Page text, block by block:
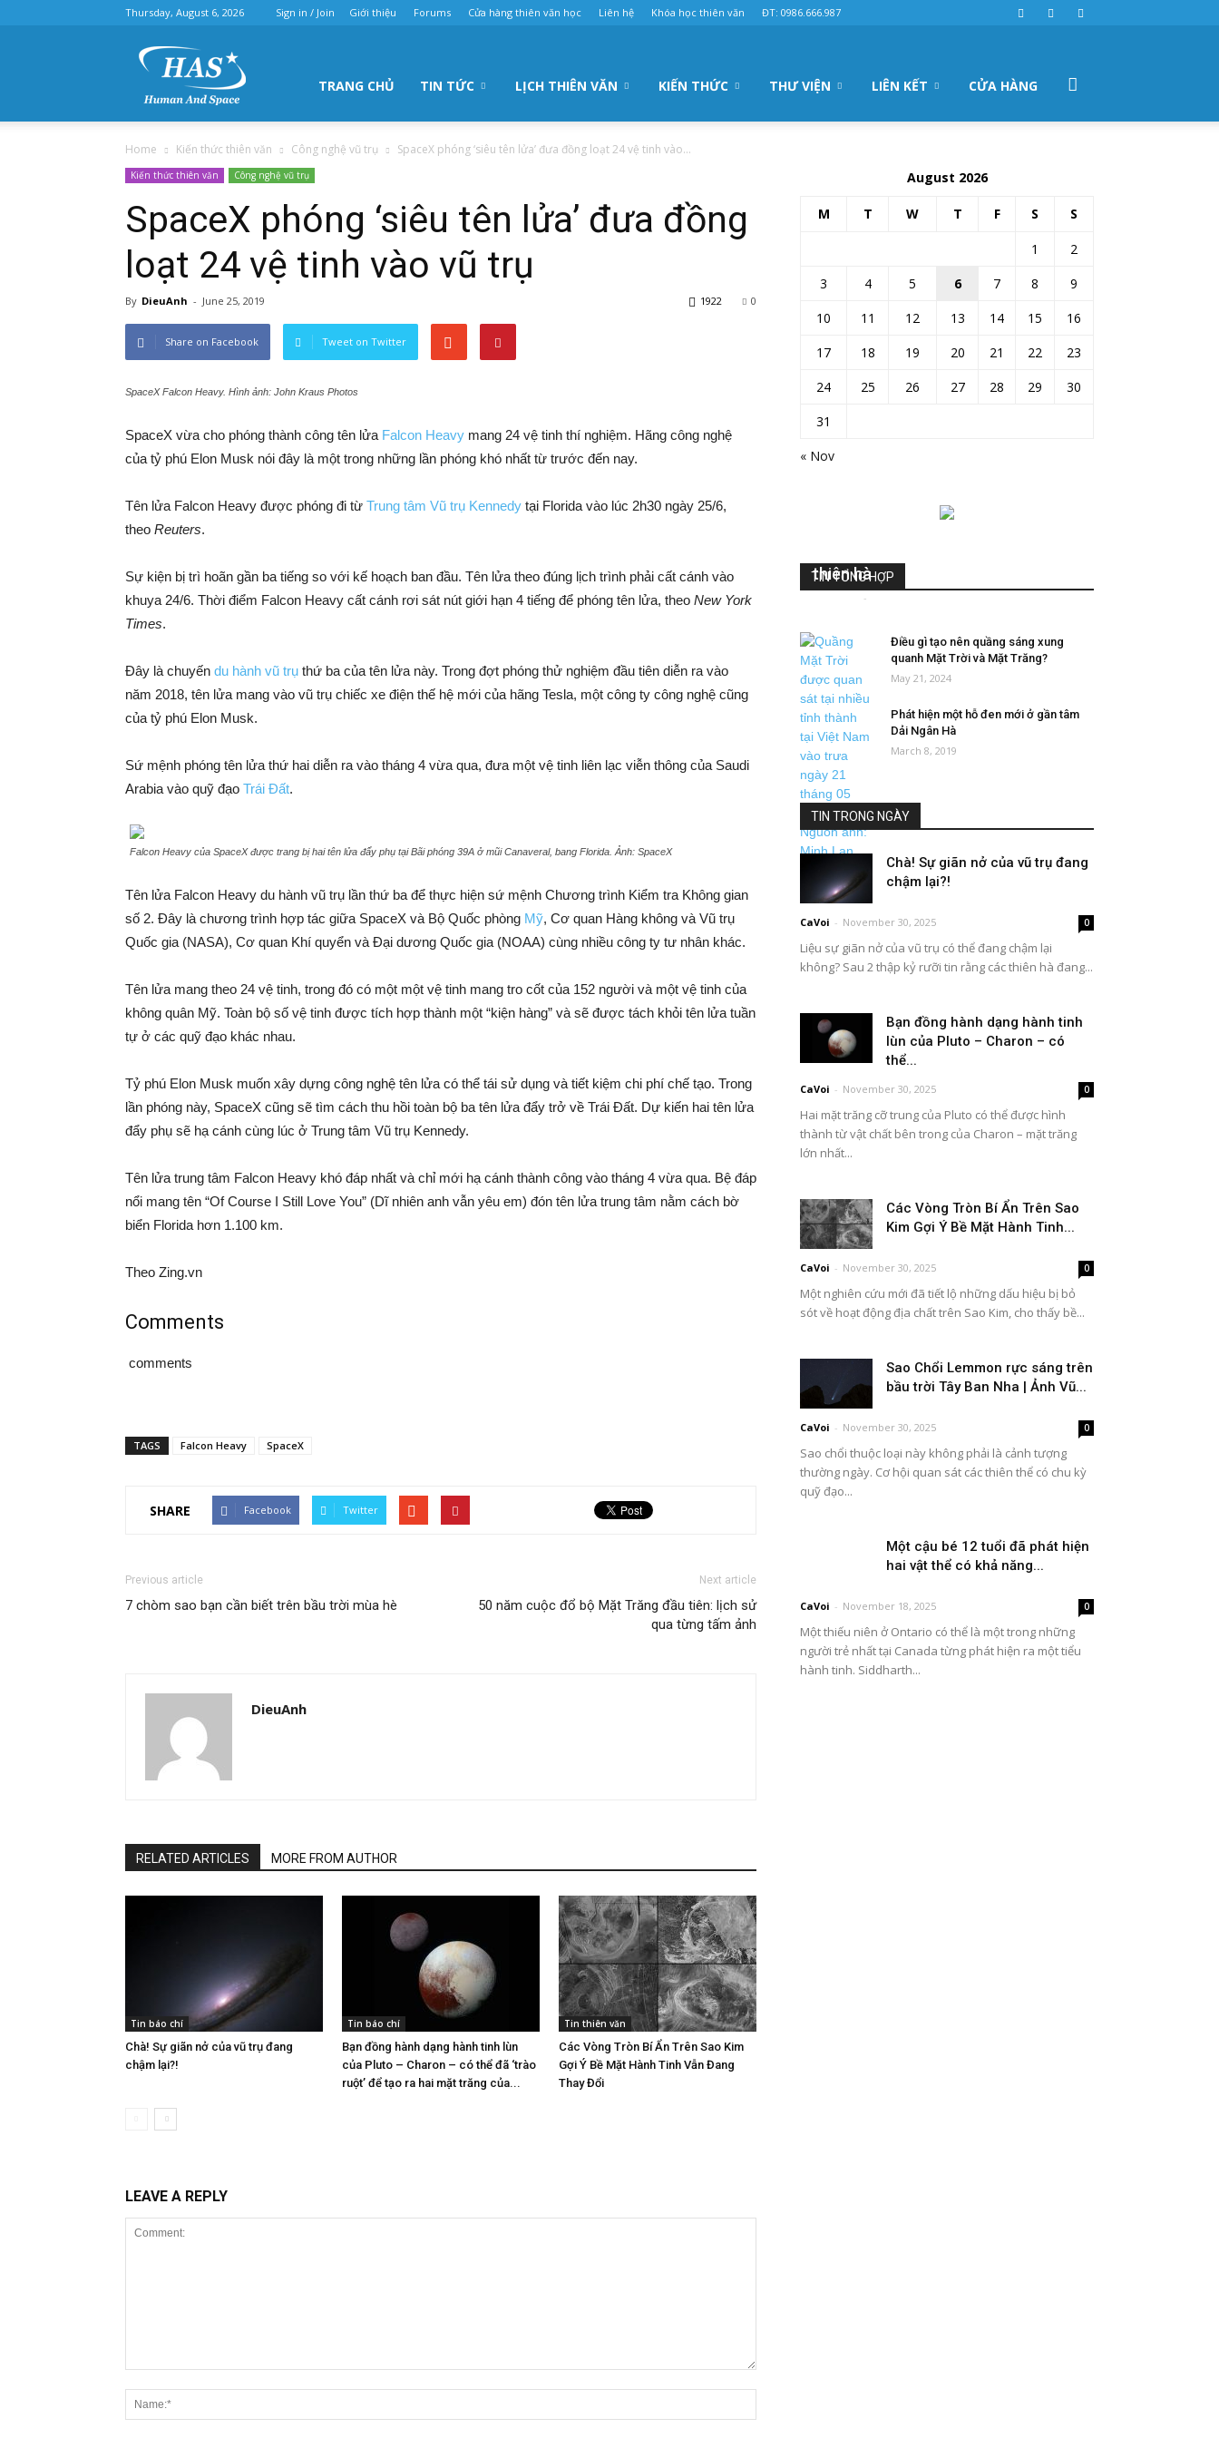
Thursday, August 6, 2026 Sign in / Join Giới thiệu Forums Cửa hàng thiên văn học Liên hệ Khóa học thiên văn ĐT: 0986.666.987
thiên
văn
Hà
Nội
TRANG CHỦ TIN TỨC LỊCH THIÊN VĂN KIẾN THỨC THƯ VIỆN LIÊN KẾT CỬA HÀNG
Home Kiến thức thiên văn Công nghệ vũ trụ SpaceX phóng ‘siêu tên lửa’ đưa đồng loạt 24 vệ tinh vào...
Kiến thức thiên văn Công nghệ vũ trụ
SpaceX phóng ‘siêu tên lửa’ đưa đồng
loạt 24 vệ tinh vào vũ trụ
By DieuAnh - June 25, 2019 0
1922
Share on Facebook Tweet on Twitter
SpaceX Falcon Heavy. Hình ảnh: John Kraus Photos
SpaceX vừa cho phóng thành công tên lửa Falcon Heavy mang 24 vệ tinh thí nghiệm. Hãng công nghệ
của tỷ phú Elon Musk nói đây là một trong những lần phóng khó nhất từ trước đến nay.
Tên lửa Falcon Heavy được phóng đi từ Trung tâm Vũ trụ Kennedy tại Florida vào lúc 2h30 ngày 25/6,
theo Reuters.
Sự kiện bị trì hoãn gần ba tiếng so với kế hoạch ban đầu. Tên lửa theo đúng lịch trình phải cất cánh vào
khuya 24/6. Thời điểm Falcon Heavy cất cánh rơi sát nút giới hạn 4 tiếng để phóng tên lửa, theo New York
Times.
Đây là chuyến du hành vũ trụ thứ ba của tên lửa này. Trong đợt phóng thử nghiệm đầu tiên diễn ra vào
năm 2018, tên lửa mang vào vũ trụ chiếc xe điện thế hệ mới của hãng Tesla, một công ty công nghệ cũng
của tỷ phú Elon Musk.
Sứ mệnh phóng tên lửa thứ hai diễn ra vào tháng 4 vừa qua, đưa một vệ tinh liên lạc viễn thông của Saudi
Arabia vào quỹ đạo Trái Đất.
Falcon Heavy của SpaceX được trang bị hai tên lửa đẩy phụ tại Bãi phóng 39A ở mũi Canaveral, bang Florida. Ảnh: SpaceX
Tên lửa Falcon Heavy du hành vũ trụ lần thứ ba để thực hiện sứ mệnh Chương trình Kiểm tra Không gian
số 2. Đây là chương trình hợp tác giữa SpaceX và Bộ Quốc phòng Mỹ, Cơ quan Hàng không và Vũ trụ
Quốc gia (NASA), Cơ quan Khí quyển và Đại dương Quốc gia (NOAA) cùng nhiều công ty tư nhân khác.
Tên lửa mang theo 24 vệ tinh, trong đó có một một vệ tinh mang tro cốt của 152 người và một vệ tinh của
không quân Mỹ. Toàn bộ số vệ tinh được tích hợp thành một “kiện hàng” và sẽ được tách khỏi tên lửa tuần
tự ở các quỹ đạo khác nhau.
Tỷ phú Elon Musk muốn xây dựng công nghệ tên lửa có thể tái sử dụng và tiết kiệm chi phí chế tạo. Trong
lần phóng này, SpaceX cũng sẽ tìm cách thu hồi toàn bộ ba tên lửa đẩy trở về Trái Đất. Dự kiến hai tên lửa
đẩy phụ sẽ hạ cánh cùng lúc ở Trung tâm Vũ trụ Kennedy.
Tên lửa trung tâm Falcon Heavy khó đáp nhất và chỉ mới hạ cánh thành công vào tháng 4 vừa qua. Bệ đáp
nổi mang tên “Of Course I Still Love You” (Dĩ nhiên anh vẫn yêu em) đón tên lửa trung tâm nằm cách bờ
biển Florida hơn 1.100 km.
Theo Zing.vn
Comments
comments
TAGS Falcon Heavy SpaceX
SHARE Facebook Twitter
Previous article
7 chòm sao bạn cần biết trên bầu trời mùa hè
Next article
50 năm cuộc đổ bộ Mặt Trăng đầu tiên: lịch sử
qua từng tấm ảnh
DieuAnh
RELATED ARTICLES MORE FROM AUTHOR
Tin báo chí
Chà! Sự giãn nở của vũ trụ đang
chậm lại?!
Tin báo chí
Bạn đồng hành dạng hành tinh lùn
của Pluto – Charon – có thể đã ‘trào
ruột’ để tạo ra hai mặt trăng của...
Tin thiên văn
Các Vòng Tròn Bí Ẩn Trên Sao Kim
Gợi Ý Bề Mặt Hành Tinh Vẫn Đang
Thay Đổi
LEAVE A REPLY
August 2026
M T W T F S S
« Nov
1
2
3
4 5 6 7 8
9
10
11 12 13 14 15
16
17
18 19 20 21 22
23
24
25 26 27 28 29
30
31
TIN TỔNG HỢP
thiên hà
-
Điều gì tạo nên quầng sáng xung
quanh Mặt Trời và Mặt Trăng?
May 21, 2024
Phát hiện một hỗ đen mới ở gần tâm
Dải Ngân Hà
March 8, 2019
TIN TRONG NGÀY
Chà! Sự giãn nở của vũ trụ đang
chậm lại?!
CaVoi - November 30, 2025 0
Liệu sự giãn nở của vũ trụ có thể đang chậm lại
không? Sau 2 thập kỷ rưỡi tin rằng các thiên hà đang...
Bạn đồng hành dạng hành tinh
lùn của Pluto – Charon – có
thể...
CaVoi - November 30, 2025 0
Hai mặt trăng cỡ trung của Pluto có thể được hình
thành từ vật chất bên trong của Charon – mặt trăng
lớn nhất...
Các Vòng Tròn Bí Ẩn Trên Sao
Kim Gợi Ý Bề Mặt Hành Tinh...
CaVoi - November 30, 2025 0
Một nghiên cứu mới đã tiết lộ những dấu hiệu bị bỏ
sót về hoạt động địa chất trên Sao Kim, cho thấy bề...
Sao Chổi Lemmon rực sáng trên
bầu trời Tây Ban Nha | Ảnh Vũ...
CaVoi - November 30, 2025 0
Sao chổi thuộc loại này không phải là cảnh tượng
thường ngày. Cơ hội quan sát các thiên thể có chu kỳ
quỹ đạo...
Một cậu bé 12 tuổi đã phát hiện
hai vật thể có khả năng...
CaVoi - November 18, 2025 0
Một thiếu niên ở Ontario có thể là một trong những
người trẻ nhất tại Canada từng phát hiện ra một tiểu
hành tinh. Siddharth...